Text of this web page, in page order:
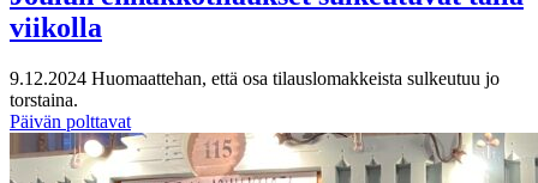
viikolla
9.12.2024 Huomaattehan, että osa tilauslomakkeista sulkeutuu jo
torstaina.
Päivän polttavat